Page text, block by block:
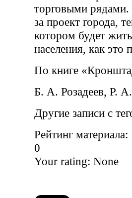
торговыми
за проект города,
котором будет
населения, как
По книге
Б. А. Розадеев, Р.
Другие записи с
Рейтинг материала:
0
Your rating: None